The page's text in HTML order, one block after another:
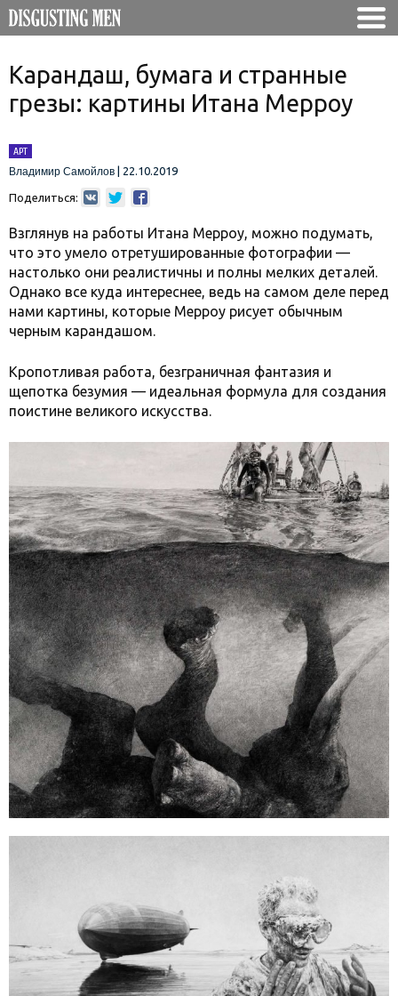
Карандаш, бумага и странные
грезы: картины Итана Мерроу
АРТ
Владимир Самойлов
22.10.2019
Поделиться:
Взглянув на работы Итана Мерроу, можно подумать,
что это умело отретушированные фотографии —
настолько они реалистичны и полны мелких деталей.
Однако все куда интереснее, ведь на самом деле перед
нами картины, которые Мерроу рисует обычным
черным карандашом.
Кропотливая работа, безграничная фантазия и
щепотка безумия — идеальная формула для создания
поистине великого искусства.